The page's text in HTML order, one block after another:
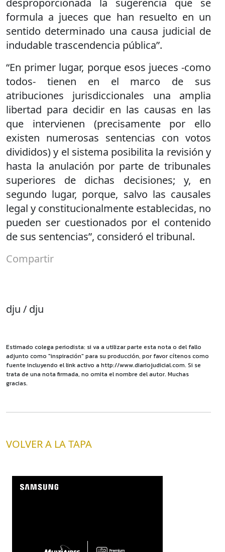
desproporcionada la sugerencia que se
formula a jueces que han resuelto en un
sentido determinado una causa judicial de
indudable trascendencia pública”.
“En primer lugar, porque esos jueces -como
todos- tienen en el marco de sus
atribuciones jurisdiccionales una amplia
libertad para decidir en las causas en las
que intervienen (precisamente por ello
existen numerosas sentencias con votos
divididos) y el sistema posibilita la revisión y
hasta la anulación por parte de tribunales
superiores de dichas decisiones; y, en
segundo lugar, porque, salvo las causales
legal y constitucionalmente establecidas, no
pueden ser cuestionados por el contenido
de sus sentencias”, consideró el tribunal.
Compartir
dju / dju
Estimado colega periodista: si va a utilizar parte esta nota o del fallo
adjunto como "inspiración" para su producción, por favor cítenos como
fuente incluyendo el link activo a http://www.diariojudicial.com. Si se
trata de una nota firmada, no omita el nombre del autor. Muchas
gracias.
VOLVER A LA TAPA